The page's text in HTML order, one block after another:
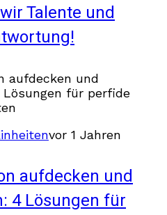
Talente und
vor 1 Jahren
aufdecken und
4 Lösungen für